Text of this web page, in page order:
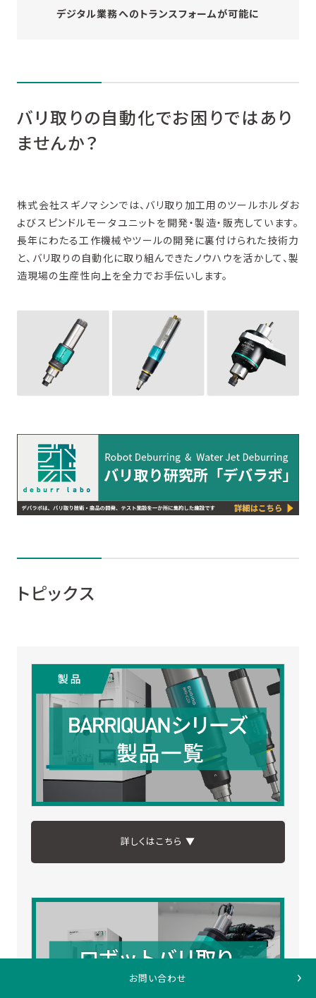
デジタル業務へのトランスフォームが可能に
バリ取りの自動化でお困りではあり
ませんか？
株式会社スギノマシンでは、バリ取り加工用のツールホルダお
よびスピンドルモータユニットを開発・製造・販売しています。
長年にわたる工作機械やツールの開発に裏付けられた技術力
と、バリ取りの自動化に取り組んできたノウハウを活かして、製
造現場の生産性向上を全力でお手伝いします。
トピックス
詳しくはこちら ▼
お問い合わせ